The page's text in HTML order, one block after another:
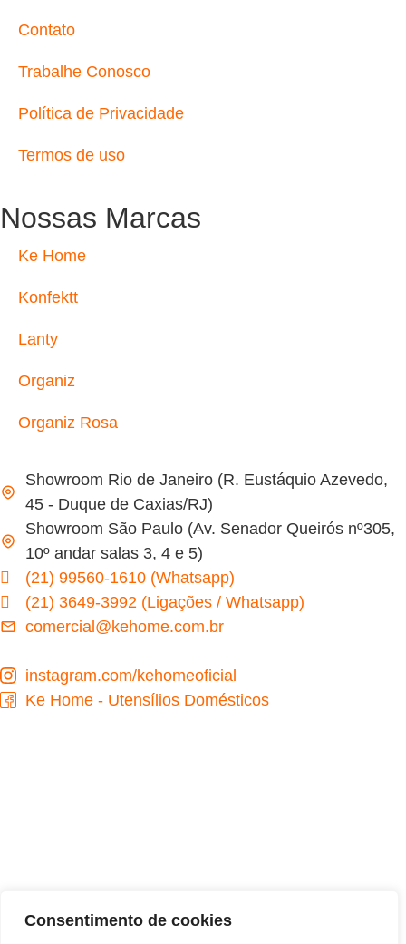
Consentimento de cookies
Contato
Trabalhe Conosco
Política de Privacidade
Termos de uso
Nossas Marcas
Ke Home
Konfektt
Lanty
Organiz
Organiz Rosa
Showroom Rio de Janeiro (R. Eustáquio Azevedo,
45 - Duque de Caxias/RJ)
Showroom São Paulo (Av. Senador Queirós nº305,
10º andar salas 3, 4 e 5)
(21) 99560-1610 (Whatsapp)
(21) 3649-3992 (Ligações / Whatsapp)
comercial@kehome.com.br
instagram.com/kehomeoficial
Ke Home - Utensílios Domésticos
Desenvolvido por